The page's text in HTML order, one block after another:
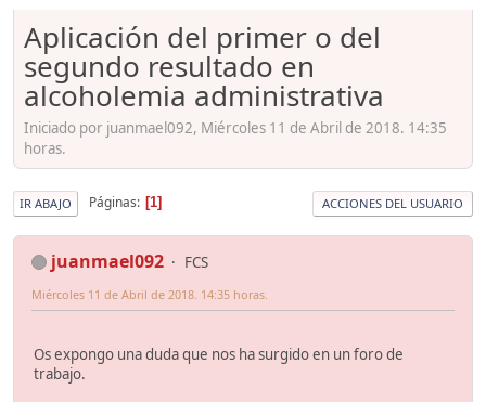
Aplicación del primer o del
segundo resultado en
alcoholemia administrativa
Iniciado por juanmael092, Miércoles 11 de Abril de 2018. 14:35
horas.
IR ABAJO Páginas 1 ACCIONES DEL USUARIO
juanmael092 FCS
Miércoles 11 de Abril de 2018. 14:35 horas.
Os expongo una duda que nos ha surgido en un foro de
trabajo.